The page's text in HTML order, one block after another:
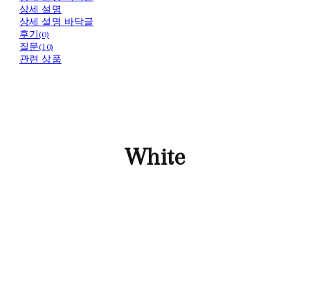
상세 설명
상세 설명 바닥글
후기(0)
질문(10)
관련 상품
White